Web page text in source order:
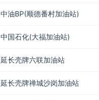
中油BP(顺德番村加油站)
中国石化(大福加油站)
延长壳牌六联加油站
延长壳牌禅城沙岗加油站